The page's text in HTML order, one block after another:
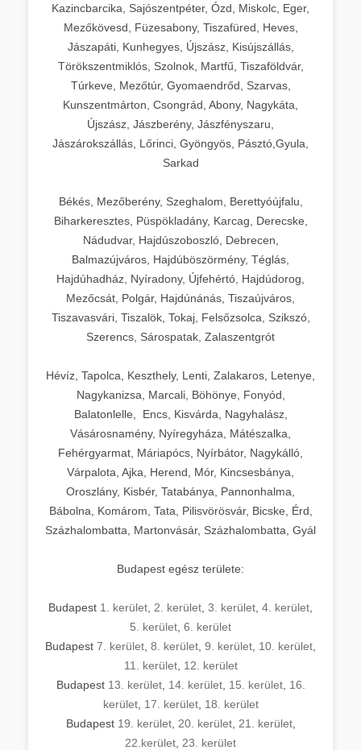
Kazincbarcika, Sajószentpéter, Ózd, Miskolc, Eger,
Mezőkövesd, Füzesabony, Tiszafüred, Heves,
Jászapáti, Kunhegyes, Újszász, Kisújszállás,
Törökszentmiklós, Szolnok, Martfű, Tiszaföldvár,
Túrkeve, Mezőtúr, Gyomaendrőd, Szarvas,
Kunszentmárton, Csongrád, Abony, Nagykáta,
Újszász, Jászberény, Jászfényszaru,
Jászárokszállás, Lőrinci, Gyöngyös, Pásztó,Gyula,
Sarkad
Békés, Mezőberény, Szeghalom, Berettyóújfalu,
Biharkeresztes, Püspökladány, Karcag, Derecske,
Nádudvar, Hajdúszoboszló, Debrecen,
Balmazújváros, Hajdúböszörmény, Téglás,
Hajdúhadház, Nyíradony, Újfehértó, Hajdúdorog,
Mezőcsát, Polgár, Hajdúnánás, Tiszaújváros,
Tiszavasvári, Tiszalök, Tokaj, Felsőzsolca, Szikszó,
Szerencs, Sárospatak, Zalaszentgrót
Hévíz, Tapolca, Keszthely, Lenti, Zalakaros, Letenye,
Nagykanizsa, Marcali, Böhönye, Fonyód,
Balatonlelle, Encs, Kisvárda, Nagyhalász,
Vásárosnamény, Nyíregyháza, Mátészalka,
Fehérgyarmat, Máriapócs, Nyírbátor, Nagykálló,
Várpalota, Ajka, Herend, Mór, Kincsesbánya,
Oroszlány, Kisbér, Tatabánya, Pannonhalma,
Bábolna, Komárom, Tata, Pilisvörösvár, Bicske, Érd,
Százhalombatta, Martonvásár, Százhalombatta, Gyál
Budapest egész területe:
Budapest 1. kerület 2. kerület 3. kerület 4. kerület
5. kerület 6. kerület
Budapest 7. kerület 8. kerület 9. kerület 10. kerület
11. kerület, 12. kerület
Budapest 13. kerület, 14. kerület, 15. kerület, 16.
kerület, 17. kerület, 18. kerület
Budapest 19. kerület, 20. kerület, 21. kerület,
22.kerület 23. kerület